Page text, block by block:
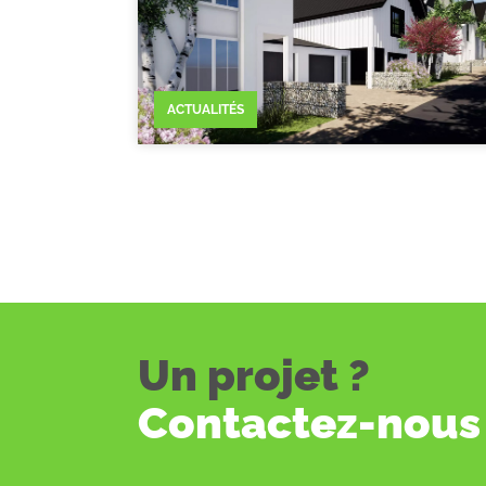
ACTUALITÉS
Un projet ?
Contactez-